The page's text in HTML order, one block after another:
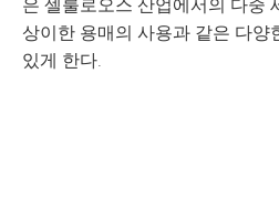
은 셀룰로오스 산업에서의 다중
상이한 용매의 사용과 같은 다양
있게 한다.